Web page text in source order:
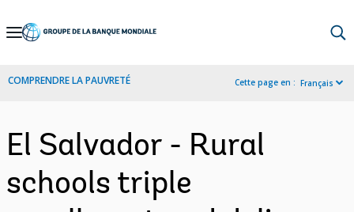
Skip
Navigation
COMPRENDRE LA PAUVRETÉ Cette page en : Français
El Salvador - Rural
schools triple